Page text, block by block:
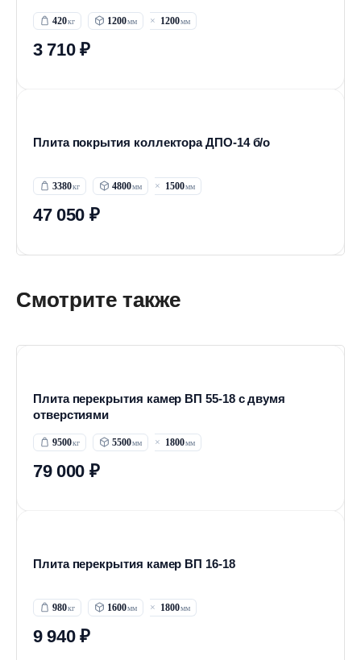
420 1200 1200
3 710 ₽
Плита покрытия коллектора ДПО-14 б/о
3380 4800 1500
47 050 ₽
Смотрите также
Плита перекрытия камер ВП 55-18 с двумя
отверстиями
9500 5500 1800
79 000 ₽
Плита перекрытия камер ВП 16-18
980 1600 1800
9 940 ₽